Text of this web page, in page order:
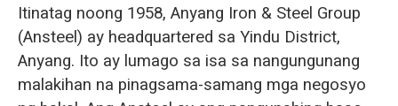
Itinatag noong 1958, Anyang Iron & Steel Group
(Ansteel) ay headquartered sa Yindu District,
Anyang. Ito ay lumago sa isa sa nangungunang
malakihan na pinagsama-samang mga negosyo